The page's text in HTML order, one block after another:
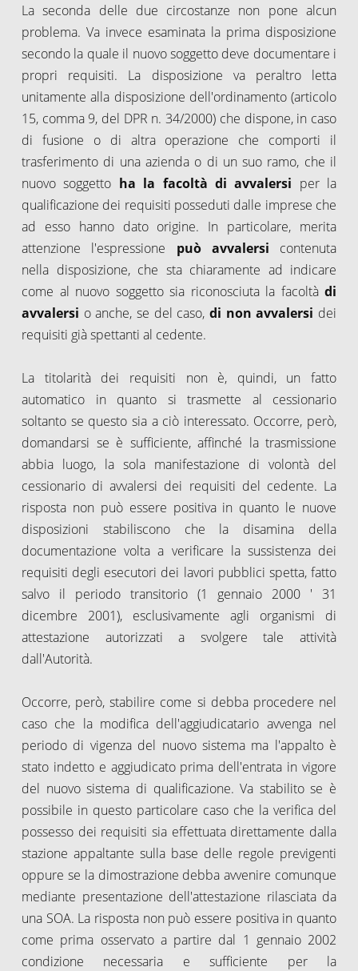
La seconda delle due circostanze non pone alcun
problema. Va invece esaminata la prima disposizione
secondo la quale il nuovo soggetto deve documentare i
propri requisiti. La disposizione va peraltro letta
unitamente alla disposizione dell'ordinamento (articolo
15, comma 9, del DPR n. 34/2000) che dispone, in caso
di fusione o di altra operazione che comporti il
trasferimento di una azienda o di un suo ramo, che il
nuovo soggetto ha la facoltà di avvalersi per la
qualificazione dei requisiti posseduti dalle imprese che
ad esso hanno dato origine. In particolare, merita
attenzione l'espressione può avvalersi contenuta
nella disposizione, che sta chiaramente ad indicare
come al nuovo soggetto sia riconosciuta la facoltà di
avvalersi o anche, se del caso, di non avvalersi dei
requisiti già spettanti al cedente.
La titolarità dei requisiti non è, quindi, un fatto
automatico in quanto si trasmette al cessionario
soltanto se questo sia a ciò interessato. Occorre, però,
domandarsi se è sufficiente, affinché la trasmissione
abbia luogo, la sola manifestazione di volontà del
cessionario di avvalersi dei requisiti del cedente. La
risposta non può essere positiva in quanto le nuove
disposizioni stabiliscono che la disamina della
documentazione volta a verificare la sussistenza dei
requisiti degli esecutori dei lavori pubblici spetta, fatto
salvo il periodo transitorio (1 gennaio 2000 ' 31
dicembre 2001), esclusivamente agli organismi di
attestazione autorizzati a svolgere tale attività
dall'Autorità.
Occorre, però, stabilire come si debba procedere nel
caso che la modifica dell'aggiudicatario avvenga nel
periodo di vigenza del nuovo sistema ma l'appalto è
stato indetto e aggiudicato prima dell'entrata in vigore
del nuovo sistema di qualificazione. Va stabilito se è
possibile in questo particolare caso che la verifica del
possesso dei requisiti sia effettuata direttamente dalla
stazione appaltante sulla base delle regole previgenti
oppure se la dimostrazione debba avvenire comunque
mediante presentazione dell'attestazione rilasciata da
una SOA. La risposta non può essere positiva in quanto
come prima osservato a partire dal 1 gennaio 2002
condizione necessaria e sufficiente per la